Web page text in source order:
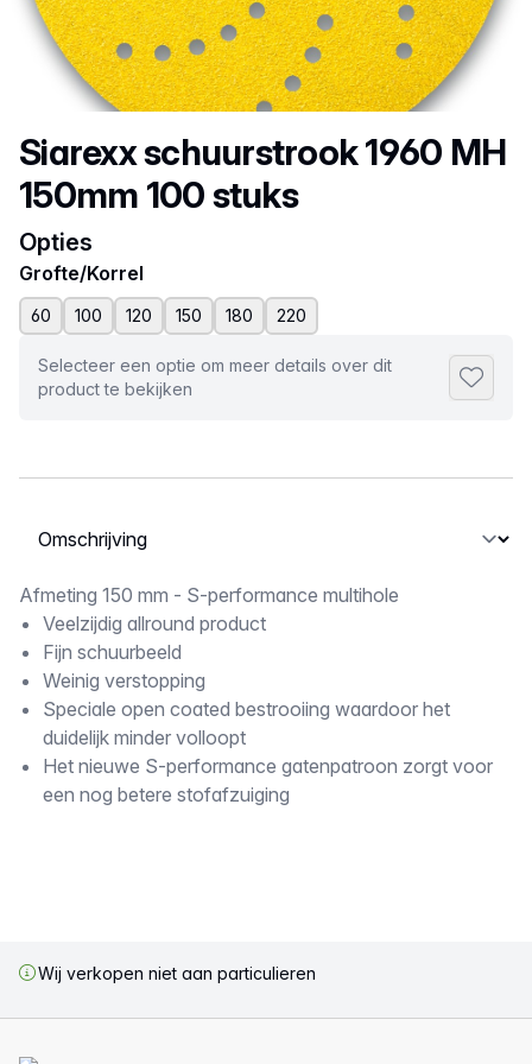
Productnaam
Siarexx schuurstrook 1960 MH
150mm 100 stuks
Opties
Grofte/Korrel
60 100 120 150 180 220
Selecteer een optie om meer details over dit
product te bekijken
Selecteer een tabblad
Omschrijving
Afmeting 150 mm - S-performance multihole
Veelzijdig allround product
Fijn schuurbeeld
Weinig verstopping
Speciale open coated bestrooiing waardoor het
duidelijk minder volloopt
Het nieuwe S-performance gatenpatroon zorgt voor
een nog betere stofafzuiging
Wij verkopen niet aan particulieren